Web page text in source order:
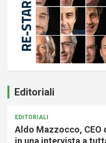
Editoriali
EDITORIALI
Aldo Mazzocco, CEO
in una intervista a